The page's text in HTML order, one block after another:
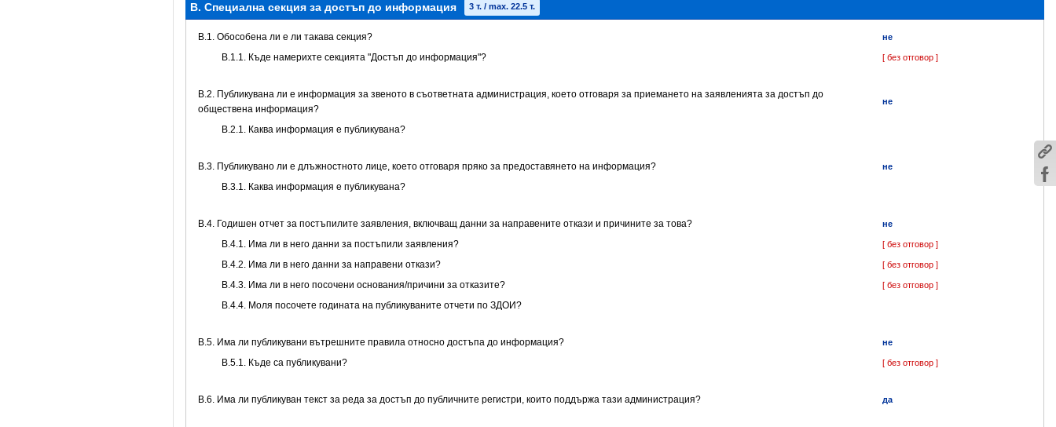
B. Специална секция за достъп до информация 3 т. / max. 22.5 т.
В.1. Обособена ли е ли такава секция? не
В.1.1. Къде намерихте секцията "Достъп до информация"? [ без отговор ]
В.2. Публикувана ли е информация за звеното в съответната администрация, което отговаря за приемането на заявленията за достъп до
обществена информация?
не
B.2.1. Каква информация е публикувана?
В.3. Публикувано ли е длъжностното лице, което отговаря пряко за предоставянето на информация? не
B.3.1. Каква информация е публикувана?
В.4. Годишен отчет за постъпилите заявления, включващ данни за направените откази и причините за това? не
В.4.1. Има ли в него данни за постъпили заявления? [ без отговор ]
В.4.2. Има ли в него данни за направени откази? [ без отговор ]
В.4.3. Има ли в него посочени основания/причини за отказите? [ без отговор ]
В.4.4. Моля посочете годината на публикуваните отчети по ЗДОИ?
В.5. Има ли публикувани вътрешните правила относно достъпа до информация? не
В.5.1. Къде са публикувани? [ без отговор ]
В.6. Има ли публикуван текст за реда за достъп до публичните регистри, които поддържа тази администрация? да